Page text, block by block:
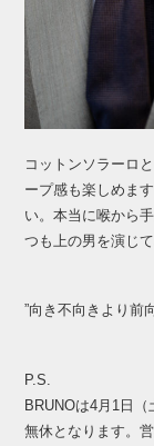
コットンソラーロ
ープ感も楽しめま
い。本当に喉から
つも上の男を演じて
”向き不向きより前
P.S.
BRUNOは4月1日
無休となります。